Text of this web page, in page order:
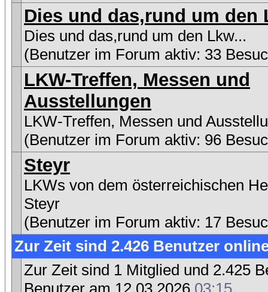
Dies und das,rund um den
Dies und das,rund um den Lkw...
(Benutzer im Forum aktiv: 33
LKW-Treffen, Messen und
Ausstellungen
LKW-Treffen, Messen und
(Benutzer im Forum aktiv: 96
Steyr
LKWs von dem österreichischen
Steyr
(Benutzer im Forum aktiv: 17
Zur Zeit sind 2.426 Benutzer
Zur Zeit sind 1 Mitglied und 2.425
Benutzer am 12.03.2026 03:15.